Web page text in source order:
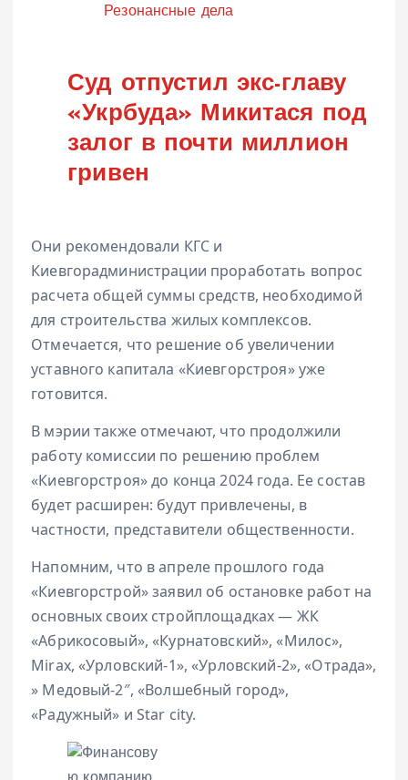
КатегорияРезонансные дела
Суд отпустил экс-главу
«Укрбуда» Микитася под
залог в почти миллион
гривен
Они рекомендовали КГС и
Киевгорадминистрации проработать вопрос
расчета общей суммы средств, необходимой
для строительства жилых комплексов.
Отмечается, что решение об увеличении
уставного капитала «Киевгорстроя» уже
готовится.
В мэрии также отмечают, что продолжили
работу комиссии по решению проблем
«Киевгорстроя» до конца 2024 года. Ее состав
будет расширен: будут привлечены, в
частности, представители общественности.
Напомним, что в апреле прошлого года
«Киевгорстрой» заявил об остановке работ на
основных своих стройплощадках — ЖК
«Абрикосовый», «Курнатовский», «Милос»,
Mirax, «Урловский-1», «Урловский-2», «Отрада»,
» Медовый-2″, «Волшебный город»,
«Радужный» и Star city.